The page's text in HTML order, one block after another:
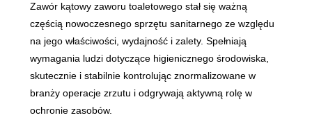
Zawór kątowy zaworu toaletowego stał się ważną
częścią nowoczesnego sprzętu sanitarnego ze względu
na jego właściwości, wydajność i zalety. Spełniają
wymagania ludzi dotyczące higienicznego środowiska,
skutecznie i stabilnie kontrolując znormalizowane w
branży operacje zrzutu i odgrywają aktywną rolę w
ochronie zasobów.